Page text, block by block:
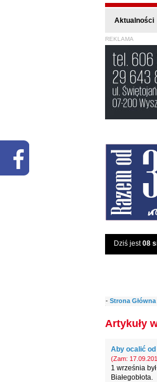
Aktualności
REKLAMA
Dziś jest08
- Strona Główna
Artykuły
Aby ocalić
(Zam:
1 września
Białegobłota.